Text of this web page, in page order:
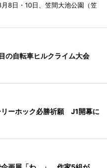
8日・10日、笠間大池公園（笠
の自転車ヒルクライム大会
リーホック必勝祈願 J1開幕に